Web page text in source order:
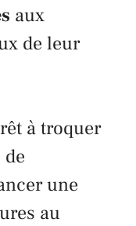
aux
de leur
à troquer
une
au